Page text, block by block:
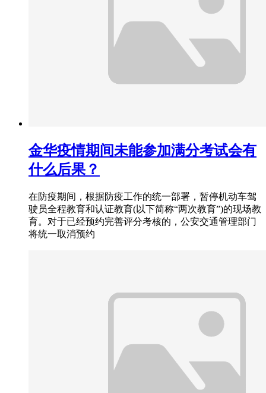
金华疫情期间未能参加满分考试会有
什么后果？
在防疫期间，根据防疫工作的统一部署，暂停机动车驾
驶员全程教育和认证教育(以下简称“两次教育”)的现场教
育。对于已经预约完善评分考核的，公安交通管理部门
将统一取消预约